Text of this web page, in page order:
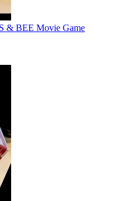
& BEE Movie Game